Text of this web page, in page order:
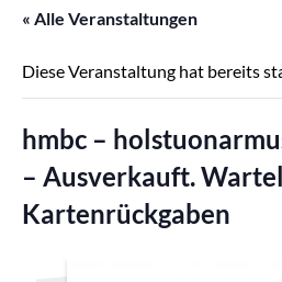
« Alle Veranstaltungen
Diese Veranstaltung hat bereits
hmbc –
– Ausverkauft.
Kartenrückgaben